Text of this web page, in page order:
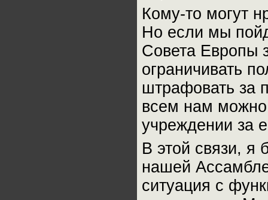
Кому-то могут
Но если мы
Совета Европы
ограничивать
штрафовать за
всем нам можно
учреждении за
В этой связи, я
нашей
ситуация с